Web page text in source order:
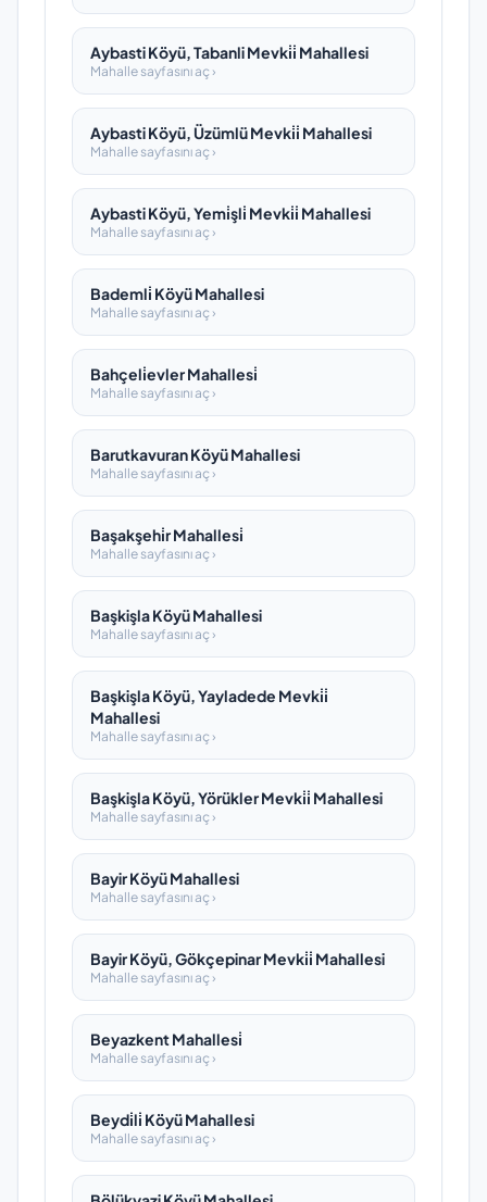
Aybasti Köyü, Tabanli Mevki̇i̇ Mahallesi
Mahalle sayfasını aç ›
Aybasti Köyü, Üzümlü Mevki̇i̇ Mahallesi
Mahalle sayfasını aç ›
Aybasti Köyü, Yemi̇şli̇ Mevki̇i̇ Mahallesi
Mahalle sayfasını aç ›
Bademli̇ Köyü Mahallesi
Mahalle sayfasını aç ›
Bahçeli̇evler Mahallesi̇
Mahalle sayfasını aç ›
Barutkavuran Köyü Mahallesi
Mahalle sayfasını aç ›
Başakşehi̇r Mahallesi̇
Mahalle sayfasını aç ›
Başkişla Köyü Mahallesi
Mahalle sayfasını aç ›
Başkişla Köyü, Yayladede Mevki̇i̇
Mahallesi
Mahalle sayfasını aç ›
Başkişla Köyü, Yörükler Mevki̇i̇ Mahallesi
Mahalle sayfasını aç ›
Bayir Köyü Mahallesi
Mahalle sayfasını aç ›
Bayir Köyü, Gökçepinar Mevki̇i̇ Mahallesi
Mahalle sayfasını aç ›
Beyazkent Mahallesi̇
Mahalle sayfasını aç ›
Beydi̇li̇ Köyü Mahallesi
Mahalle sayfasını aç ›